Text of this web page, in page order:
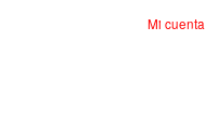
Mi cuenta